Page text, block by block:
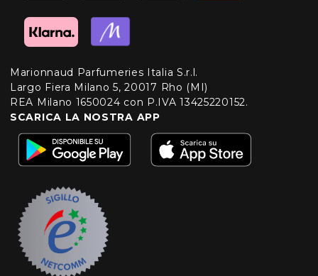
Marionnaud Parfumeries Italia S.r.l.
Largo Fiera Milano 5, 20017 Rho (MI)
REA Milano 1650024 con P.IVA 13425220152.
SCARICA LA NOSTRA APP